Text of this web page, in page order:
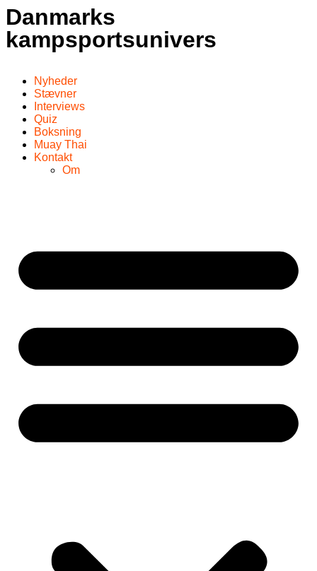
Danmarks
kampsportsunivers
Nyheder
Stævner
Interviews
Quiz
Boksning
Muay Thai
Kontakt
Om